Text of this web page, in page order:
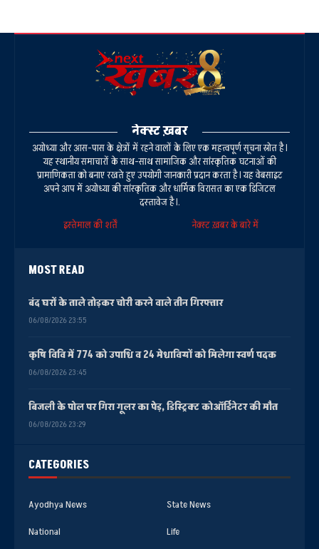
CATEGORIES
Ayodhya News
State News
National
Life
नेक्स्ट ख़बर
अयोध्या और आस-पास के क्षेत्रों में रहने वालों के लिए एक महत्वपूर्ण सूचना स्रोत है।
यह स्थानीय समाचारों के साथ-साथ सामाजिक और सांस्कृतिक घटनाओं की
प्रामाणिकता को बनाए रखते हुए उपयोगी जानकारी प्रदान करता है। यह वेबसाइट
अपने आप में अयोध्या की सांस्कृतिक और धार्मिक विरासत का एक डिजिटल
दस्तावेज है।.
इस्तेमाल की शर्तें
नेक्स्ट ख़बर के बारे में
MOST READ
बंद घरों के ताले तोड़कर चोरी करने वाले तीन गिरफ्तार
06/08/2026 23:55
कृषि विवि में 774 को उपाधि व 24 मेधावियों को मिलेगा स्वर्ण पदक
06/08/2026 23:45
बिजली के पोल पर गिरा गूलर का पेड़, डिस्ट्रिक्ट कोऑर्डिनेटर की मौत
06/08/2026 23:29